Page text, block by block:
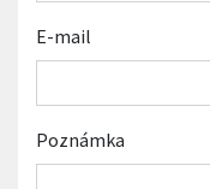
E-mail
Poznámka